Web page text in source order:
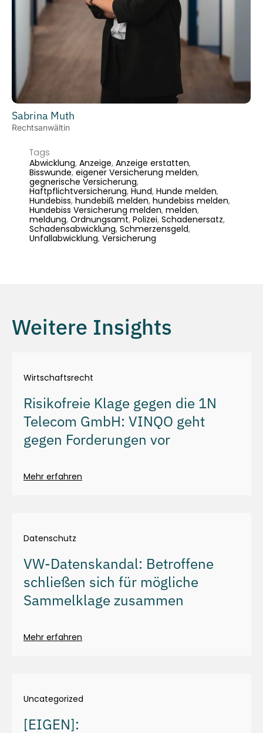
Sabrina Muth
Rechtsanwältin
Tags
Abwicklung, Anzeige, Anzeige erstatten,
Bisswunde,eigener Versicherung melden,
gegnerische Versicherung,
Haftpflichtversicherung, Hund, Hunde melden,
Hundebiss, hundebiß melden, hundebiss melden,
Hundebiss Versicherung melden, melden,
meldung, Ordnungsamt, Polizei, Schadenersatz,
Schadensabwicklung, Schmerzensgeld,
Unfallabwicklung, Versicherung
Weitere Insights
Wirtschaftsrecht
Risikofreie Klage gegen die 1N
Telecom GmbH: VINQO geht
gegen Forderungen vor
Mehr erfahren
Datenschutz
VW-Datenskandal: Betroffene
schließen sich für mögliche
Sammelklage zusammen
Mehr erfahren
Uncategorized
[EIGEN]: